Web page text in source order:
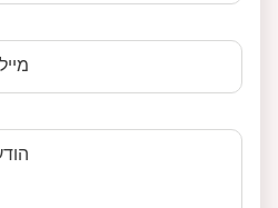
מייל
הודעה